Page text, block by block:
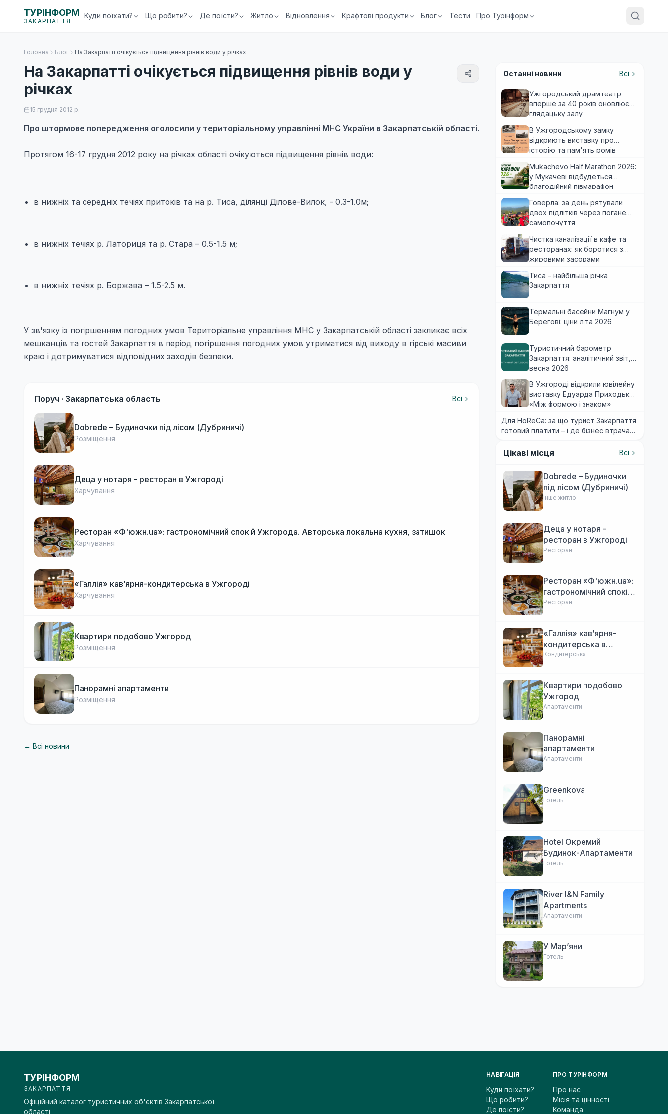
ТУРІНФОРМ
ЗАКАРПАТТЯ
Куди поїхати? Що робити? Де поїсти? Житло Відновлення Крафтові продукти Блог Тести Про Турінформ
Головна Блог На Закарпатті очікується підвищення рівнів води у річках
На Закарпатті очікується підвищення рівнів води у
річках
15 грудня 2012 р.
Про штормове попередження оголосили у територіальному управлінні МНС України в Закарпатській області.
Протягом 16-17 грудня 2012 року на річках області очікуються підвищення рівнів води:
в нижніх та середніх течіях притоків та на р. Тиса, ділянці Ділове-Вилок, - 0.3-1.0м;
в нижніх течіях р. Латориця та р. Стара – 0.5-1.5 м;
в нижніх течіях р. Боржава – 1.5-2.5 м.
У зв'язку із погіршенням погодних умов Територіальне управління МНС у Закарпатській області закликає всіх
мешканців та гостей Закарпаття в період погіршення погодних умов утриматися від виходу в гірські масиви
краю і дотримуватися відповідних заходів безпеки.
Поруч · Закарпатська область Всі
Dobrede – Будиночки під лісом (Дубриничі)
Розміщення
Деца у нотаря - ресторан в Ужгороді
Харчування
Ресторан «Ф'южн.ua»: гастрономічний спокій Ужгорода. Авторська локальна кухня, затишок
Харчування
«Галлія» кав’ярня-кондитерська в Ужгороді
Харчування
Квартири подобово Ужгород
Розміщення
Панорамні апартаменти
Розміщення
← Всі новини
Останні новини Всі
Ужгородський драмтеатр
вперше за 40 років оновлює
глядацьку залу
В Ужгородському замку
відкриють виставку про
історію та пам'ять ромів
Mukachevo Half Marathon 2026:
у Мукачеві відбудеться
благодійний півмарафон
Говерла: за день рятували
двох підлітків через погане
самопочуття
Чистка каналізації в кафе та
ресторанах: як боротися з
жировими засорами
Тиса – найбільша річка
Закарпаття
Термальні басейни Магнум у
Берегові: ціни літа 2026
Туристичний барометр
Закарпаття: аналітичний звіт,
весна 2026
В Ужгороді відкрили ювілейну
виставку Едуарда Приходька
«Між формою і знаком»
Для HoReCa: за що турист Закарпаття
готовий платити – і де бізнес втрачає
Цікаві місця Всі
Dobrede – Будиночки
під лісом (Дубриничі)
Інше житло
Деца у нотаря -
ресторан в Ужгороді
Ресторан
Ресторан «Ф'южн.ua»:
гастрономічний спокій
Ужгорода. Авторська
Ресторан
«Галлія» кав’ярня-
кондитерська в
Ужгороді
Кондитерська
Квартири подобово
Ужгород
Апартаменти
Панорамні
апартаменти
Апартаменти
Greenkova
Готель
Hotel Окремий
Будинок-Апартаменти
Готель
River I&N Family
Apartments
Апартаменти
У Марʼяни
Готель
ТУРІНФОРМ
ЗАКАРПАТТЯ
Офіційний каталог туристичних об'єктів Закарпатської
області
НАВІГАЦІЯ
Куди поїхати?
Що робити?
Де поїсти?
ПРО ТУРІНФОРМ
Про нас
Місія та цінності
Команда